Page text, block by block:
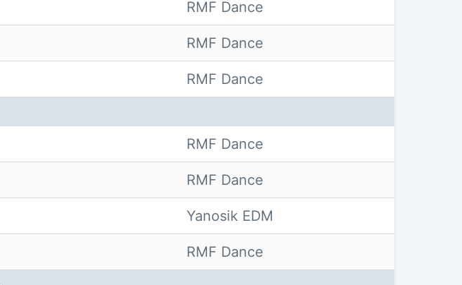
RMF Dance
RMF Dance
RMF Dance
RMF Dance
RMF Dance
Yanosik EDM
RMF Dance